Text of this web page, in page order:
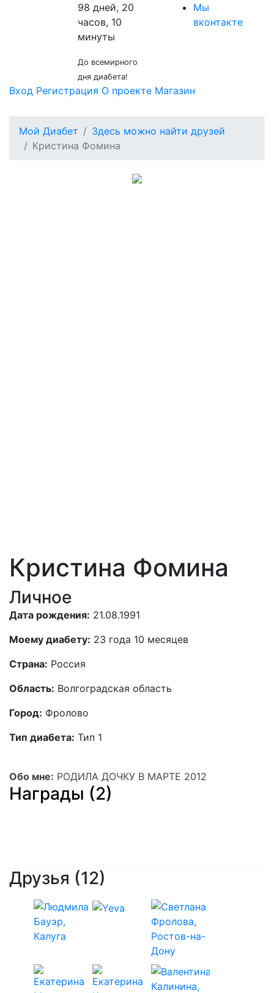
98 дней, 20
часов, 10
минуты
До всемирного
дня диабета!
Мы
вконтакте
Вход Регистрация О проекте Магазин
Мой Диабет
Здесь можно найти друзей
Кристина Фомина
Кристина Фомина
Личное
Дата рождения: 21.08.1991
Моему диабету: 23 года 10 месяцев
Страна: Россия
Область: Волгоградская область
Город: Фролово
Тип диабета: Тип 1
Обо мне: РОДИЛА ДОЧКУ В МАРТЕ 2012
Награды (2)
Друзья (12)